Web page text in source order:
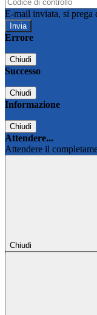
E-mail inviata, si prega
Errore
Chiudi
Successo
Chiudi
Informazione
Chiudi
Attendere...
Attendere il
Chiudi